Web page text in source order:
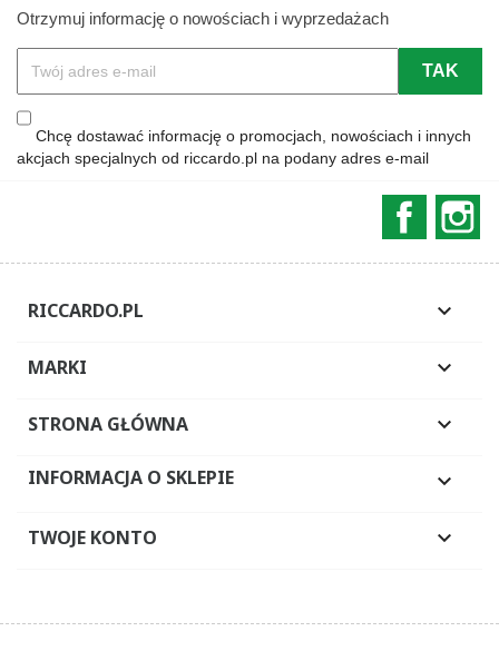
Otrzymuj informację o nowościach i wyprzedażach
Chcę dostawać informację o promocjach, nowościach i innych
akcjach specjalnych od riccardo.pl na podany adres e-mail
RICCARDO.PL 
MARKI 
STRONA GŁÓWNA 
INFORMACJA O SKLEPIE 
TWOJE KONTO 